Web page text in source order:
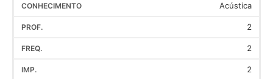
Acústica
2
2
2